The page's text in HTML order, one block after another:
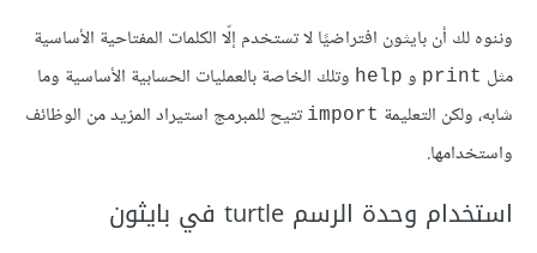
وننوه لك أن بايثون افتراضيًا لا تستخدم إلّا الكلمات المفتاحية الأساسية
مثل print و help وتلك الخاصة بالعمليات الحسابية الأساسية وما
شابه، ولكن التعليمة import تتيح للمبرمج استيراد المزيد من الوظائف
واستخدامها.
استخدام وحدة الرسم turtle في بايثون